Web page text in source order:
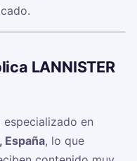
LANNISTER
especializado en
España, lo que